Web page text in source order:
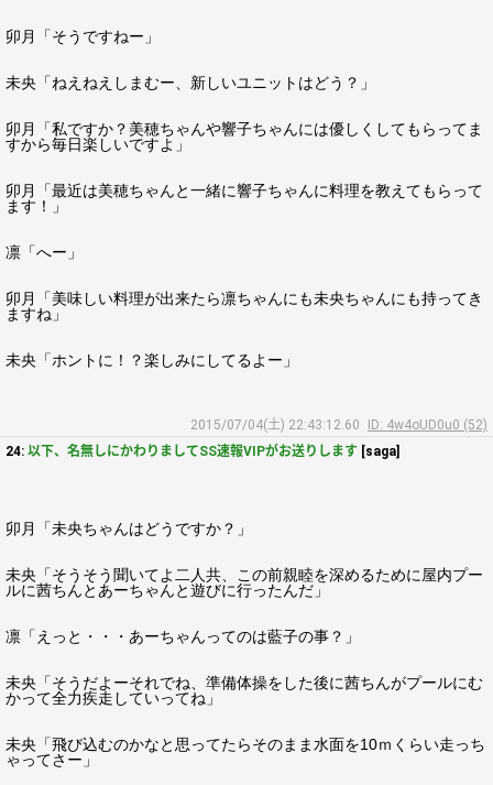
卯月「そうですねー」
未央「ねえねえしまむー、新しいユニットはどう？」
卯月「私ですか？美穂ちゃんや響子ちゃんには優しくしてもらってま
すから毎日楽しいですよ」
卯月「最近は美穂ちゃんと一緒に響子ちゃんに料理を教えてもらって
ます！」
凛「へー」
卯月「美味しい料理が出来たら凛ちゃんにも未央ちゃんにも持ってき
ますね」
未央「ホントに！？楽しみにしてるよー」
2015/07/04(土) 22:43:12.60
ID: 4w4oUD0u0 (52)
24: 以下、名無しにかわりましてSS速報VIPがお送りします [saga]
卯月「未央ちゃんはどうですか？」
未央「そうそう聞いてよ二人共、この前親睦を深めるために屋内プー
ルに茜ちんとあーちゃんと遊びに行ったんだ」
凛「えっと・・・あーちゃんってのは藍子の事？」
未央「そうだよーそれでね、準備体操をした後に茜ちんがプールにむ
かって全力疾走していってね」
未央「飛び込むのかなと思ってたらそのまま水面を10ｍくらい走っち
ゃってさー」